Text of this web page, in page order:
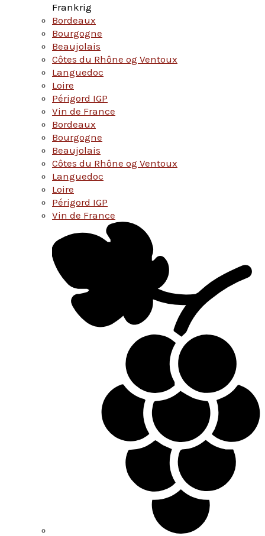
Frankrig
Bordeaux
Bourgogne
Beaujolais
Côtes du Rhône og Ventoux
Languedoc
Loire
Périgord IGP
Vin de France
Bordeaux
Bourgogne
Beaujolais
Côtes du Rhône og Ventoux
Languedoc
Loire
Périgord IGP
Vin de France